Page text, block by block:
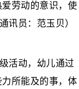
劳动的意识，使
讯员：范玉贝）
活动，幼儿通过
所能及的事，体